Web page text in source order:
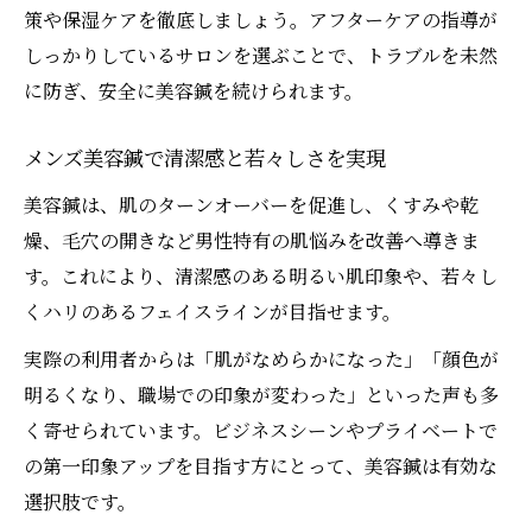
策や保湿ケアを徹底しましょう。アフターケアの指導が
しっかりしているサロンを選ぶことで、トラブルを未然
に防ぎ、安全に美容鍼を続けられます。
メンズ美容鍼で清潔感と若々しさを実現
美容鍼は、肌のターンオーバーを促進し、くすみや乾
燥、毛穴の開きなど男性特有の肌悩みを改善へ導きま
す。これにより、清潔感のある明るい肌印象や、若々し
くハリのあるフェイスラインが目指せます。
実際の利用者からは「肌がなめらかになった」「顔色が
明るくなり、職場での印象が変わった」といった声も多
く寄せられています。ビジネスシーンやプライベートで
の第一印象アップを目指す方にとって、美容鍼は有効な
選択肢です。